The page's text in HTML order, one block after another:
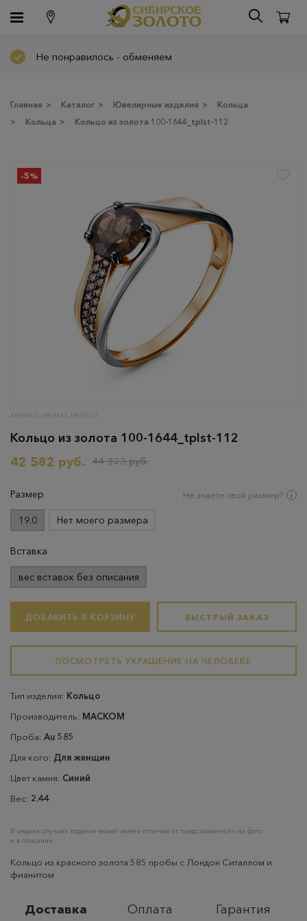
Не понравилось - обменяем
Главная > Каталог > Ювелирные изделия >
Кольца
>
Кольца > Кольцо из золота 100-1644_tplst-112
-5%
АРТИКУЛ: 100-1644_TPLST-112
Кольцо из золота 100-1644_tplst-112
42 582 руб.
44 823 руб.
Размер Не знаете свой размер?
19.0 Нет моего размера
Вставка
вес вставок без описания
ДОБАВИТЬ В КОРЗИНУ БЫСТРЫЙ ЗАКАЗ
ПОСМОТРЕТЬ УКРАШЕНИЕ НА ЧЕЛОВЕКЕ
Тип изделия: Кольцо
Производитель: МАСКОМ
Проба: Au 585
Для кого: Для женщин
Цвет камня: Синий
Вес: 2.44
В редких случаях изделие может иметь отличие от представленного на фото
и в описании
Кольцо из красного золота 585 пробы с Лондон Ситаллом и
фианитом
Доставка Оплата Гарантия